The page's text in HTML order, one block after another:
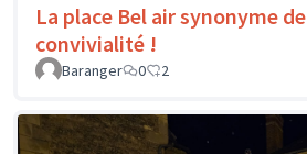
La place Bel air synonyme de
convivialité !
Baranger
0 2